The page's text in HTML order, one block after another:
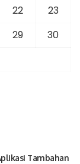
22
23
29
30
Tambahan